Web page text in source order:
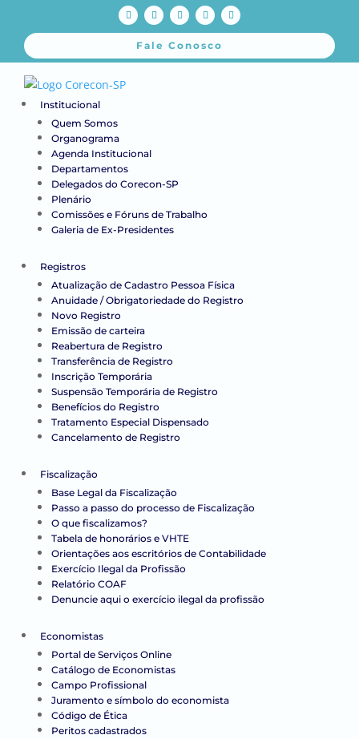
Fale Conosco
Institucional
Quem Somos
Organograma
Agenda Institucional
Departamentos
Delegados do Corecon-SP
Plenário
Comissões e Fóruns de Trabalho
Galeria de Ex-Presidentes
Registros
Atualização de Cadastro Pessoa Física
Anuidade / Obrigatoriedade do Registro
Novo Registro
Emissão de carteira
Reabertura de Registro
Transferência de Registro
Inscrição Temporária
Suspensão Temporária de Registro
Benefícios do Registro
Tratamento Especial Dispensado
Cancelamento de Registro
Fiscalização
Base Legal da Fiscalização
Passo a passo do processo de Fiscalização
O que fiscalizamos?
Tabela de honorários e VHTE
Orientações aos escritórios de Contabilidade
Exercício Ilegal da Profissão
Relatório COAF
Denuncie aqui o exercício ilegal da profissão
Economistas
Portal de Serviços Online
Catálogo de Economistas
Campo Profissional
Juramento e símbolo do economista
Código de Ética
Peritos cadastrados